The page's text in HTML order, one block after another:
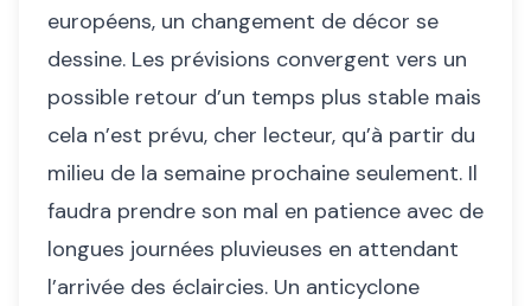
européens, un changement de décor se
dessine. Les prévisions convergent vers un
possible retour d’un temps plus stable mais
cela n’est prévu, cher lecteur, qu’à partir du
milieu de la semaine prochaine seulement. Il
faudra prendre son mal en patience avec de
longues journées pluvieuses en attendant
l’arrivée des éclaircies. Un anticyclone